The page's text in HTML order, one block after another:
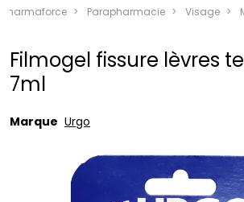
une marque
Pharmaforce Parapharmacie Visage
Filmogel fissure lèvres
7ml
Marque Urgo